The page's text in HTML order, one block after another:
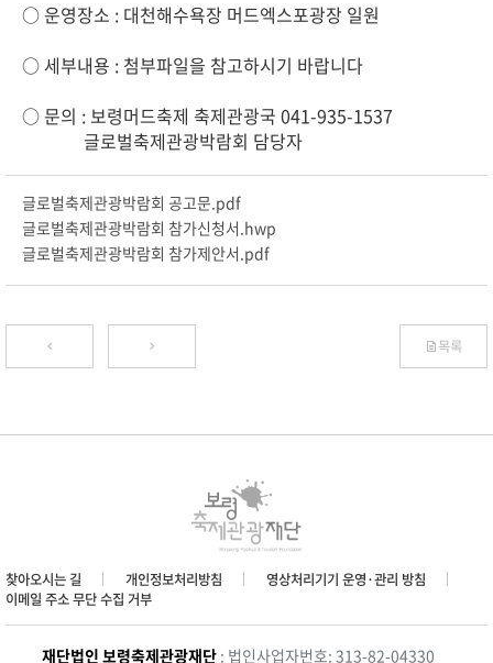
○ 운영장소 : 대천해수욕장 머드엑스포광장 일원
○ 세부내용 : 첨부파일을 참고하시기 바랍니다
○ 문의 : 보령머드축제 축제관광국 041-935-1537
글로벌축제관광박람회 담당자
글로벌축제관광박람회 공고문.pdf
글로벌축제관광박람회 참가신청서.hwp
글로벌축제관광박람회 참가제안서.pdf
목록
찾아오시는 길 개인정보처리방침
영상처리기기 운영·관리 방침
이메일 주소 무단 수집 거부
재단법인 보령축제관광재단 : 법인사업자번호: 313-82-04330